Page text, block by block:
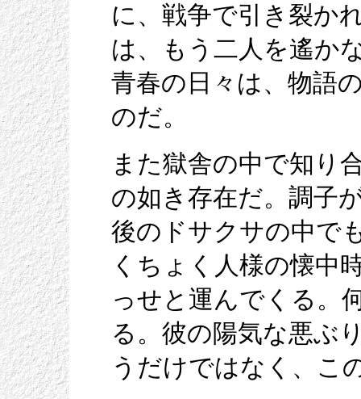
に、戦争で引き裂か
は、もう二人を遙か
青春の日々は、物語
のだ。
また獄舎の中で知り
の如き存在だ。調子
後のドサクサの中で
くちょく人様の懐中
っせと運んでくる。
る。彼の陽気な悪ぶ
うだけではなく、こ